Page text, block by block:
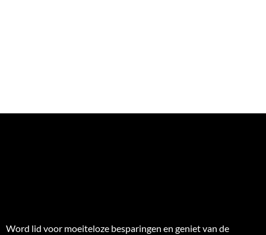
Word lid voor moeiteloze besparingen en geniet van de